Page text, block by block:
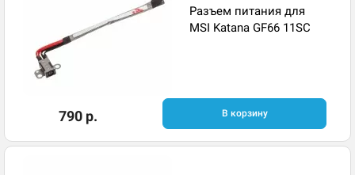
Разъем питания для
MSI Katana GF66 11SC
790 р. В корзину